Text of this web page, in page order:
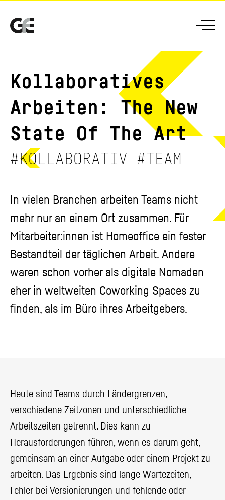
GFE
Kollaboratives
Arbeiten: The New
State Of The Art
#KOLLABORATIV #TEAM
In vielen Branchen arbeiten Teams nicht
mehr nur an einem Ort zusammen. Für
Mitarbeiter:innen ist Homeoffice ein fester
Bestandteil der täglichen Arbeit. Andere
waren schon vorher als digitale Nomaden
eher in weltweiten Coworking Spaces zu
finden, als im Büro ihres Arbeitgebers.
Heute sind Teams durch Ländergrenzen,
verschiedene Zeitzonen und unterschiedliche
Arbeitszeiten getrennt. Dies kann zu
Herausforderungen führen, wenn es darum geht,
gemeinsam an einer Aufgabe oder einem Projekt zu
arbeiten. Das Ergebnis sind lange Wartezeiten,
Fehler bei Versionierungen und fehlende oder